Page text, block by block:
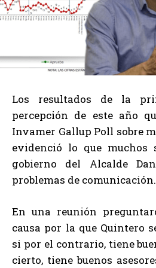
Los resultados de la
percepción de este año
Invamer Gallup Poll sobre
evidenció lo que muchos
gobierno del Alcalde
problemas de comunicación.
En una reunión
causa por la que Quintero
si por el contrario, tiene
cierto, tiene buenos